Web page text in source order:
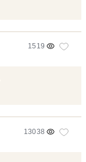
1519
13038